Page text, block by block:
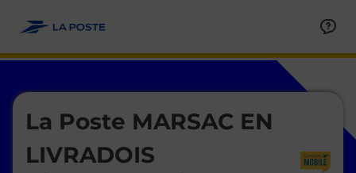
La Poste MARSAC EN
LIVRADOIS
Le lien s'ouvre dans un nouvel onglet